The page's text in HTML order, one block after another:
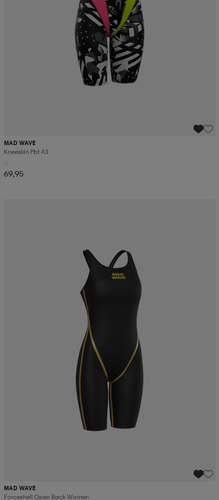
MAD WAVE
Kneeskin Pbt A3
69,95
MAD WAVE
Forceshell Open Back Women